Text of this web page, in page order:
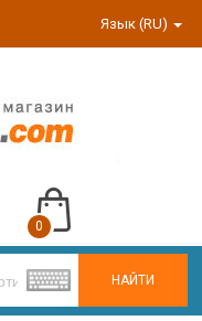
Язык (RU)
НАЙТИ
0